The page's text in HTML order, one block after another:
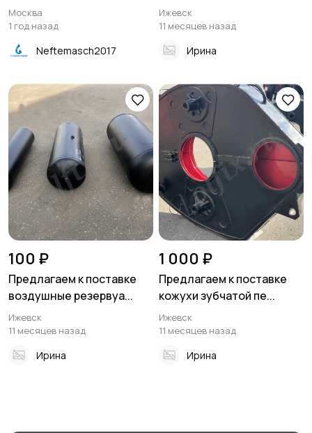
Москва
1 год назад
Neftemasch2017
Ижевск
11 месяцев назад
Ирина
100 ₽
Предлагаем к поставке
воздушные резервуа...
Ижевск
11 месяцев назад
Ирина
1 000 ₽
Предлагаем к поставке
кожухи зубчатой пе...
Ижевск
11 месяцев назад
Ирина